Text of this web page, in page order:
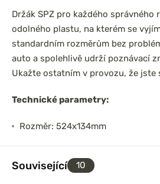
Držák SPZ pro každého správného
odolného plastu, na kterém se
standardním rozměrům bez
auto a spolehlivě udrží poznávací
Ukažte ostatním v provozu, že jste
Technické parametry:
Rozměr: 524x134mm
Související 10